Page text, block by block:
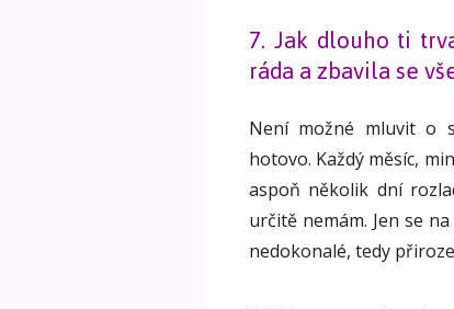
7. Jak dlouho ti
ráda a zbavila se
Není možné mluvit o
hotovo. Každý měsíc,
aspoň několik dní
určitě nemám. Jen se
nedokonalé, tedy